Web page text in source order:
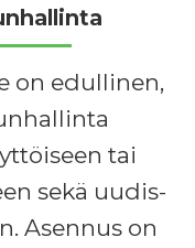
on edullinen,
tai
sekä uudis-
Asennus on